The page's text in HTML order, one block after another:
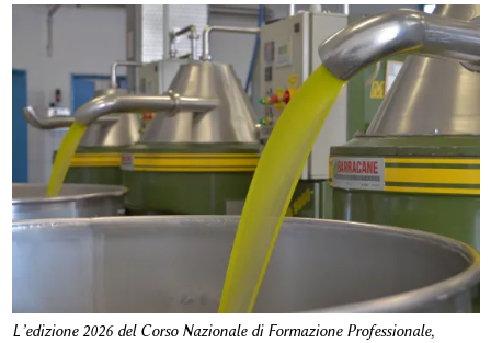
L’edizione 2026 del Corso Nazionale di Formazione Professionale,